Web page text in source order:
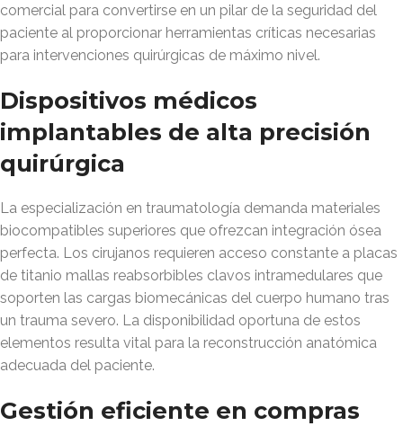
comercial para convertirse en un pilar de la seguridad del
paciente al proporcionar herramientas críticas necesarias
para intervenciones quirúrgicas de máximo nivel.
Dispositivos médicos
implantables de alta precisión
quirúrgica
La especialización en traumatología demanda materiales
biocompatibles superiores que ofrezcan integración ósea
perfecta. Los cirujanos requieren acceso constante a placas
de titanio mallas reabsorbibles clavos intramedulares que
soporten las cargas biomecánicas del cuerpo humano tras
un trauma severo. La disponibilidad oportuna de estos
elementos resulta vital para la reconstrucción anatómica
adecuada del paciente.
Gestión eficiente en compras